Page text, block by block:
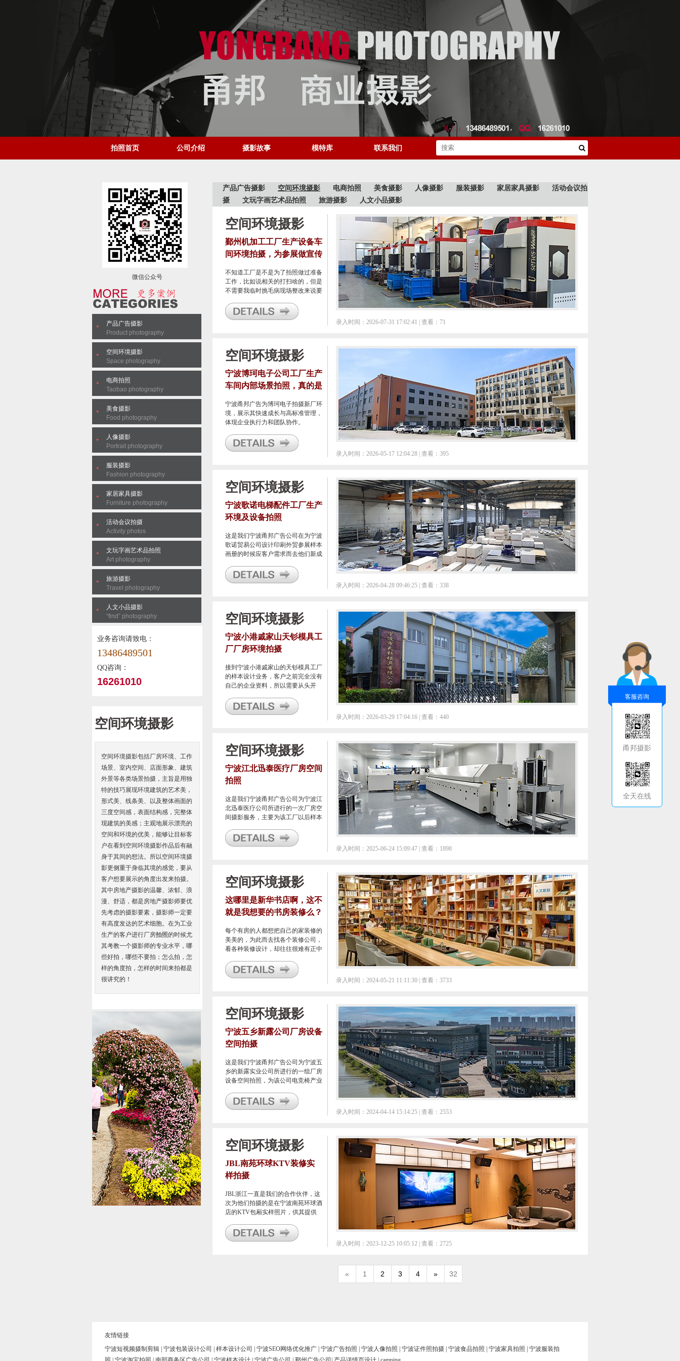
拍照首页 公司介绍 摄影故事 模特库 联系我们
产品广告摄影 空间环境摄影 电商拍照 美食摄影 人像摄影 服装摄影 家居家具摄影
活动会议拍
摄
文玩字画艺术品拍照 旅游摄影 人文小品摄影
空间环境摄影
鄞州机加工工厂生产设备车
间环境拍摄，为参展做宣传
不知道工厂是不是为了拍照做过准备
工作，比如说相关的打扫啥的，但是
不需要我临时挑毛病现场整改来说要
得好的角度进行拍照就行，这么好的
天气，光线充足的情况下，连三脚架
录入时间：2026-07-31 17:02:41 | 查看：71
空间环境摄影
宁波博珂电子公司工厂生产
车间内部场景拍照，真的是
宁波甬邦广告为博珂电子拍摄新厂环
境，展示其快速成长与高标准管理，
体现企业执行力和团队协作。
录入时间：2026-05-17 12:04:28 | 查看：395
空间环境摄影
宁波歌诺电梯配件工厂生产
环境及设备拍照
这是我们宁波甬邦广告公司在为宁波
歌诺贸易公司设计印刷外贸参展样本
画册的时候应客户需求而去他们新成
生产环境及相关设备的拍照，所拍得
的图片用于本次样本画册使用。
录入时间：2026-04-28 09:46:25 | 查看：338
空间环境摄影
宁波小港戚家山天钐模具工
厂厂房环境拍摄
接到宁波小港戚家山的天钐模具工厂
的样本设计业务，客户之前完全没有
自己的企业资料，所以需要从头开
面的照片拍摄。
录入时间：2026-03-29 17:04:16 | 查看：440
空间环境摄影
宁波江北迅泰医疗厂房空间
拍照
这是我们宁波甬邦广告公司为宁波江
北迅泰医疗公司所进行的一次厂房空
间摄影服务，主要为该工厂以后样本
录入时间：2025-06-24 15:09:47 | 查看：1898
空间环境摄影
这哪里是新华书店啊，这不
就是我想要的书房装修么？
每个有房的人都想把自己的家装修的
美美的，为此而去找各个装修公司，
看各种装修设计，却往往很难有正中
中矩的装修风格，不能说有问题，可
是却总也不能打动自己。
录入时间：2024-05-21 11:11:30 | 查看：3733
空间环境摄影
宁波五乡新露公司厂房设备
空间拍摄
这是我们宁波甬邦广告公司为宁波五
乡的新露实业公司所进行的一组厂房
设备空间拍照，为该公司电竞椅产业
录入时间：2024-04-14 15:14:25 | 查看：2553
空间环境摄影
JBL南苑环球KTV装修实
样拍摄
JBL浙江一直是我们的合作伙伴，这
次为他们拍摄的是在宁波南苑环球酒
店的KTV包厢实样照片，供其提供
录入时间：2023-12-25 10:05:12 | 查看：2725
« 1 2 3 4 » 32
微信公众号
产品广告摄影
Product photography
空间环境摄影
Space photography
电商拍照
Taobao photography
美食摄影
Food photography
人像摄影
Portrait photography
服装摄影
Fashion photography
家居家具摄影
Furniture photography
活动会议拍摄
Activity photos
文玩字画艺术品拍照
Art photography
旅游摄影
Travel photography
人文小品摄影
“find” photography
业务咨询请致电：
13486489501
QQ咨询：
16261010
空间环境摄影
空间环境摄影包括厂房环境、工作
场景、室内空间、店面形象、建筑
外景等各类场景拍摄，主旨是用独
特的技巧展现环境建筑的艺术美，
形式美、线条美、以及整体画面的
三度空间感，表面结构感，完整体
现建筑的美感；主观地展示漂亮的
空间和环境的优美，能够让目标客
户在看到空间环境摄影作品后有融
身于其间的想法。所以空间环境摄
影更侧重于身临其境的感觉，要从
客户想要展示的角度出发来拍摄。
其中房地产摄影的温馨、浓郁、浪
漫、舒适，都是房地产摄影师要优
先考虑的摄影要素，摄影师一定要
有高度发达的艺术细胞。在为工业
生产的客户进行厂房拍照的时候尤
其考教一个摄影师的专业水平，哪
些好拍，哪些不要拍；怎么拍，怎
样的角度拍，怎样的时间来拍都是
很讲究的！
友情链接
宁波短视频摄制剪辑 宁波包装设计公司 样本设计公司 宁波SEO网络优化推广 宁波广告拍照 宁波人像拍照 宁波证件照拍摄 宁波食品拍照 宁波家具拍照
宁波服装拍
客服咨询
甬邦摄影
全天在线